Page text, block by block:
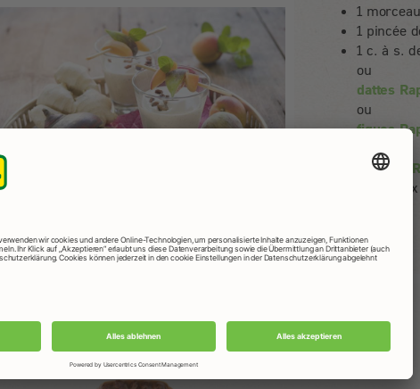
1
1 pincée
1 c. à s.
ou
dattes
ou
figues
abricots
morceaux
Rapunzel utilisés